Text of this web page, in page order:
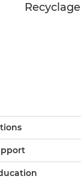
Recyclage